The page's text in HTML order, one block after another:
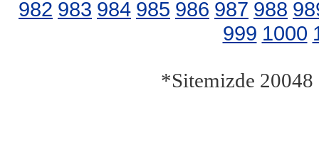
982 983 984 985 986 987 988
999 1000
*Sitemizde 20048